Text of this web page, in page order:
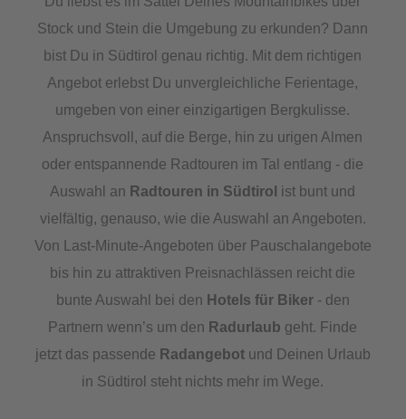
Stock und Stein die Umgebung zu erkunden? Dann
bist Du in Südtirol genau richtig. Mit dem richtigen
Angebot erlebst Du unvergleichliche Ferientage,
umgeben von einer einzigartigen Bergkulisse.
Anspruchsvoll, auf die Berge, hin zu urigen Almen
oder entspannende Radtouren im Tal entlang - die
Auswahl an Radtouren in Südtirol ist bunt und
vielfältig, genauso, wie die Auswahl an Angeboten.
Von Last-Minute-Angeboten über Pauschalangebote
bis hin zu attraktiven Preisnachlässen reicht die
bunte Auswahl bei den Hotels für Biker- den
Partnern wenn’s um den Radurlaub geht. Finde
jetzt das passende Radangebotund Deinen Urlaub
in Südtirol steht nichts mehr im Wege.